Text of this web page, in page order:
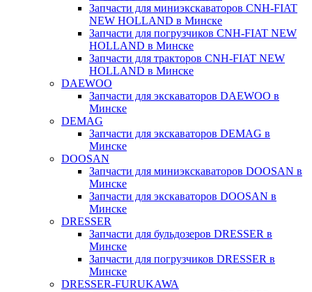
Запчасти для миниэкскаваторов CNH-FIAT
NEW HOLLAND в Минске
Запчасти для погрузчиков CNH-FIAT NEW
HOLLAND в Минске
Запчасти для тракторов CNH-FIAT NEW
HOLLAND в Минске
DAEWOO
Запчасти для экскаваторов DAEWOO в
Минске
DEMAG
Запчасти для экскаваторов DEMAG в
Минске
DOOSAN
Запчасти для миниэкскаваторов DOOSAN в
Минске
Запчасти для экскаваторов DOOSAN в
Минске
DRESSER
Запчасти для бульдозеров DRESSER в
Минске
Запчасти для погрузчиков DRESSER в
Минске
DRESSER-FURUKAWA